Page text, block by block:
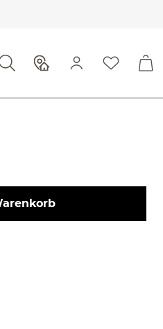
Wert ein